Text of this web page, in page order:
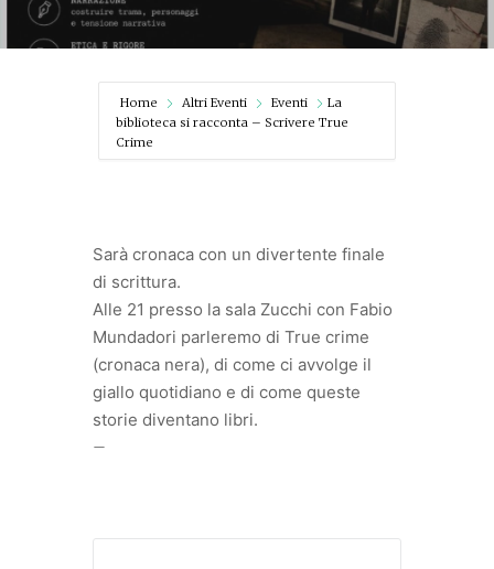
Home Altri Eventi Eventi
La
biblioteca si racconta – Scrivere True
Crime
Sarà cronaca con un divertente finale
di scrittura.
Alle 21 presso la sala Zucchi con Fabio
Mundadori parleremo di True crime
(cronaca nera), di come ci avvolge il
giallo quotidiano e di come queste
storie diventano libri.
–